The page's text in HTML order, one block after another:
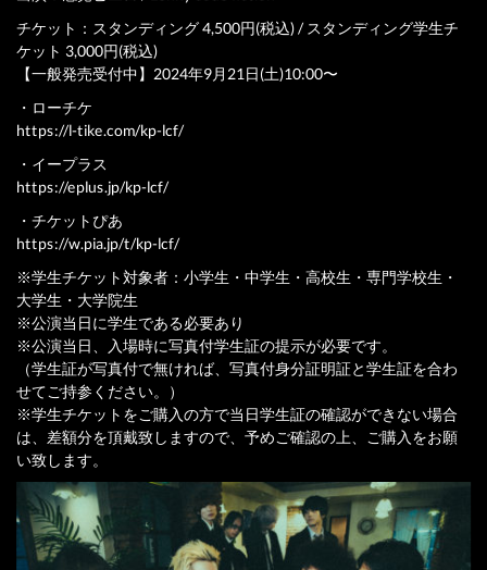
チケット：スタンディング 4,500円(税込) / スタンディング学生チ
ケット 3,000円(税込)
【一般発売受付中】2024年9月21日(土)10:00〜
・ローチケ
https://l-tike.com/kp-lcf/
・イープラス
https://eplus.jp/kp-lcf/
・チケットぴあ
https://w.pia.jp/t/kp-lcf/
※学生チケット対象者：小学生・中学生・高校生・専門学校生・
大学生・大学院生
※公演当日に学生である必要あり
※公演当日、入場時に写真付学生証の提示が必要です。
（学生証が写真付で無ければ、写真付身分証明証と学生証を合わ
せてご持参ください。）
※学生チケットをご購入の方で当日学生証の確認ができない場合
は、差額分を頂戴致しますので、予めご確認の上、ご購入をお願
い致します。